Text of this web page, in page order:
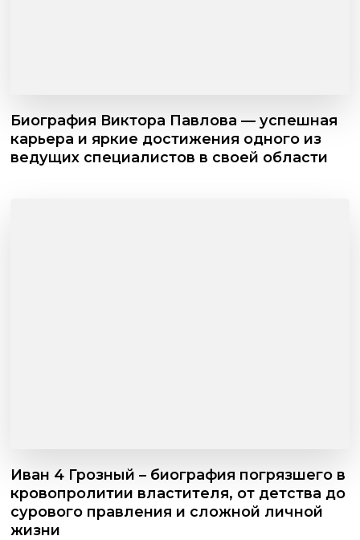
Биография Виктора Павлова — успешная
карьера и яркие достижения одного из
ведущих специалистов в своей области
Иван 4 Грозный – биография погрязшего в
кровопролитии властителя, от детства до
сурового правления и сложной личной
жизни